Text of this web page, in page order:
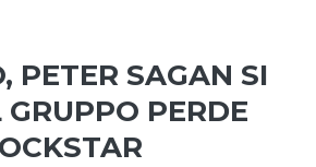
PETER SAGAN SI
PERDE